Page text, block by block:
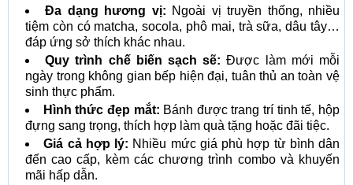
Đa dạng hương vị: Ngoài vị truyền thống, nhiều
tiệm còn có matcha, socola, phô mai, trà sữa, dâu tây…
đáp ứng sở thích khác nhau.
Quy trình chế biến sạch sẽ: Được làm mới mỗi
ngày trong không gian bếp hiện đại, tuân thủ an toàn vệ
sinh thực phẩm.
Hình thức đẹp mắt: Bánh được trang trí tinh tế, hộp
đựng sang trọng, thích hợp làm quà tặng hoặc đãi tiệc.
Giá cả hợp lý: Nhiều mức giá phù hợp từ bình dân
đến cao cấp, kèm các chương trình combo và khuyến
mãi hấp dẫn.